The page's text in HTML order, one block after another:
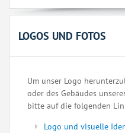
LOGOS UND FOTOS
Um unser Logo
oder des Gebäudes
bitte auf die folgenden
Logo und visuelle